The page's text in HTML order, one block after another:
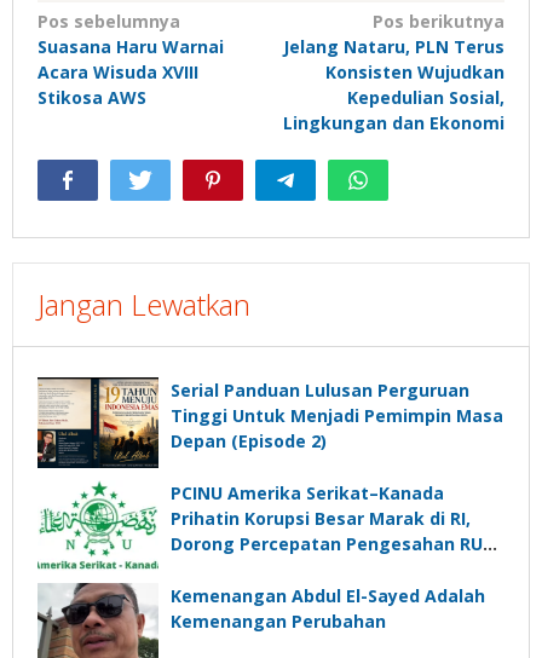
Navigasi
pos
Pos sebelumnya
Suasana Haru Warnai
Acara Wisuda XVIII
Stikosa AWS
Pos berikutnya
Jelang Nataru, PLN Terus
Konsisten Wujudkan
Kepedulian Sosial,
Lingkungan dan Ekonomi
Jangan Lewatkan
Serial Panduan Lulusan Perguruan
Tinggi Untuk Menjadi Pemimpin Masa
Depan (Episode 2)
PCINU Amerika Serikat–Kanada
Prihatin Korupsi Besar Marak di RI,
Dorong Percepatan Pengesahan RUU
Kemenangan Abdul El-Sayed Adalah
Kemenangan Perubahan